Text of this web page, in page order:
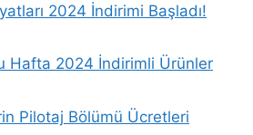
2024 İndirimi Başladı!
Hafta 2024 İndirimli Ürünler
Pilotaj Bölümü Ücretleri